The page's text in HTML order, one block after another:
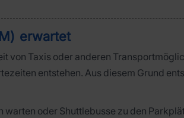
erwartet
von Taxis oder anderen
entstehen. Aus diesem Grund
oder Shuttlebusse zu den